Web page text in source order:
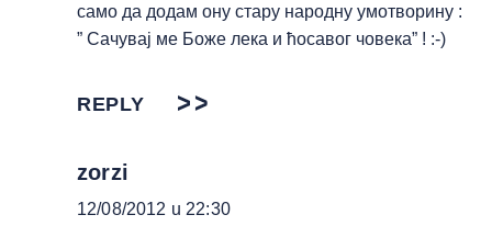
само да додам ону стару народну умотворину :
” Сачувај ме Боже лека и ћосавог човека” ! :-)
REPLY
zorzi
12/08/2012 u 22:30